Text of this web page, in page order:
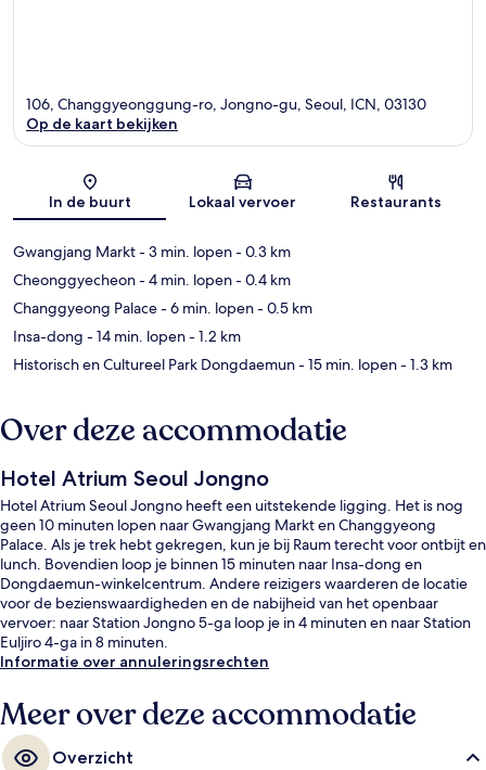
Kaart
106, Changgyeonggung-ro, Jongno-gu, Seoul, ICN, 03130
Op de kaart bekijken
In de buurt Lokaal vervoer Restaurants
Gwangjang Markt- 3 min. lopen- 0.3 km
Cheonggyecheon- 4 min. lopen- 0.4 km
Changgyeong Palace- 6 min. lopen- 0.5 km
Insa-dong - 14 min. lopen- 1.2 km
Historisch en Cultureel Park Dongdaemun- 15 min. lopen- 1.3 km
Over deze accommodatie
Hotel Atrium Seoul Jongno
Hotel Atrium Seoul Jongno heeft een uitstekende ligging. Het is nog
geen 10 minuten lopen naar Gwangjang Markt en Changgyeong
Palace. Als je trek hebt gekregen, kun je bij Raum terecht voor ontbijt en
lunch. Bovendien loop je binnen 15 minuten naar Insa-dong en
Dongdaemun-winkelcentrum. Andere reizigers waarderen de locatie
voor de bezienswaardigheden en de nabijheid van het openbaar
vervoer: naar Station Jongno 5-ga loop je in 4 minuten en naar Station
Euljiro 4-ga in 8 minuten.
Informatie over annuleringsrechten
Meer over deze accommodatie
Overzicht